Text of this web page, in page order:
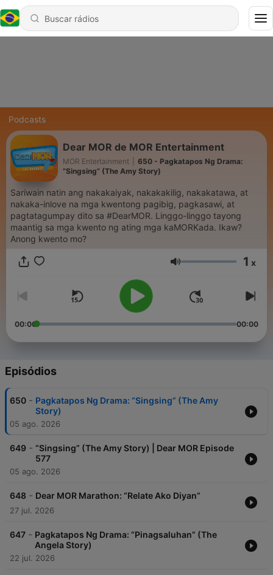
Podcasts
Dear MOR de MOR Entertainment
MOR Entertainment
650 - Pagkatapos Ng Drama:
“Singsing” (The Amy Story)
Sariwain natin ang nakakaiyak, nakakakilig, nakakatawa, at
nakaka-inlove na mga kwentong pagibig, pagkasawi, at
pagtatagumpay dito sa #DearMOR. Linggo-linggo tayong
maantig sa mga kwento ng ating mga kaMORKada. Ikaw?
Anong kwento mo?
Volume 1 x
00:00 00:00
Episódios
650 - Pagkatapos Ng Drama: “Singsing” (The Amy
Story)
05 ago. 2026
649 - “Singsing” (The Amy Story) | Dear MOR Episode
577
05 ago. 2026
648 - Dear MOR Marathon: “Relate Ako Diyan”
27 jul. 2026
647 - Pagkatapos Ng Drama: “Pinagsaluhan” (The
Angela Story)
22 jul. 2026